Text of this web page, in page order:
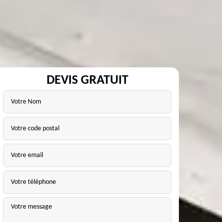
DEVIS GRATUIT